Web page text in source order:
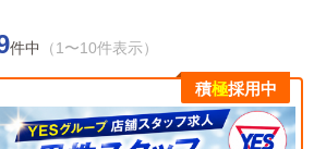
件中 （1〜10件表示）
積極採用中